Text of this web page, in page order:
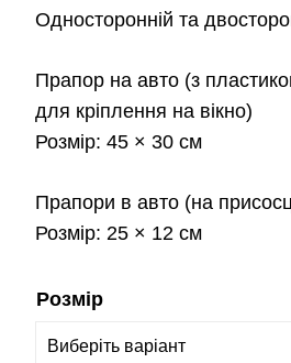
Односторонній та
Прапор на авто (з
для кріплення на вікно)
Розмір: 45 × 30 см
Прапори в авто (на
Розмір: 25 × 12 см
Розмір